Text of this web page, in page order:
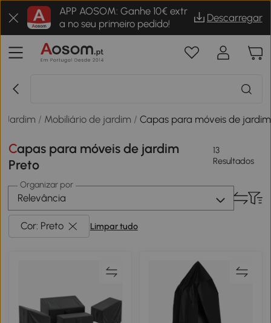
APP AOSOM: Ganhe 10€ extr
a no seu primeiro pedido!
Descarregar
Jardim / Mobiliário de jardim /Capas para móveis de jardim
Capas para móveis de jardim
Preto
13
Resultados
Organizar por
Relevância
Cor: Preto Limpar tudo